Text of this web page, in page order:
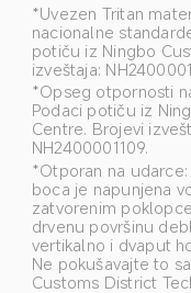
*Uvezen Tritan
nacionalne
potiču iz Ningbo
izveštaja:
*Opseg otpornosti
Podaci potiču iz
Centre. Brojevi
NH2400001109.
*Otporan na
boca je napunjena
zatvorenim
drvenu površinu
vertikalno i dvaput
Ne pokušavajte to
Customs District